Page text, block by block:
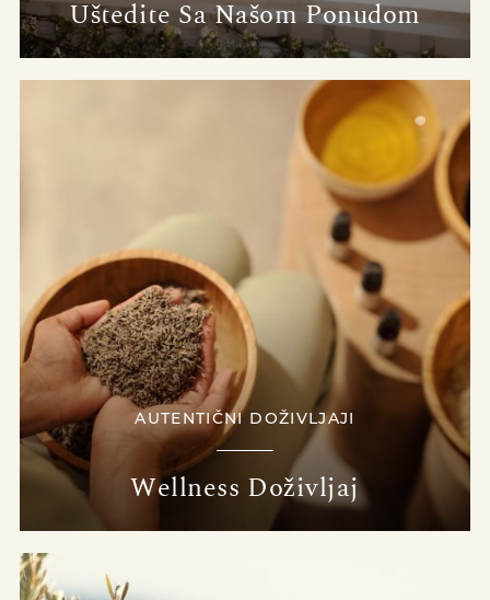
Uštedite Sa Našom Ponudom
AUTENTIČNI DOŽIVLJAJI
Wellness Doživljaj